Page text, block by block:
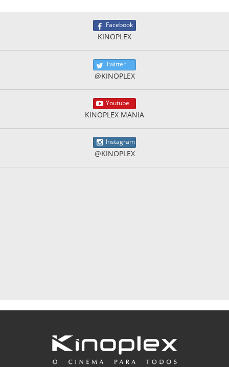
Facebook
KINOPLEX
Twitter
@KINOPLEX
Youtube
KINOPLEX MANIA
Instagram
@KINOPLEX